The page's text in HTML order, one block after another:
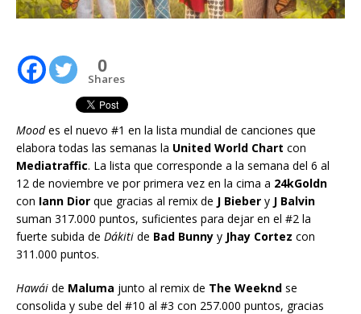
0
Shares
Moodes el nuevo #1 en la lista mundial de canciones que
elabora todas las semanas la United World Chart con
Mediatraffic. La lista que corresponde a la semana del 6 al
12 de noviembre ve por primera vez en la cima a 24kGoldn
con Iann Dior que gracias al remix de J Bieber y J Balvin
suman 317.000 puntos, suficientes para dejar en el #2 la
fuerte subida de Dákiti de Bad Bunny y Jhay Cortez con
311.000 puntos.
Hawái de Maluma junto al remix de The Weeknd se
consolida y sube del #10 al #3 con 257.000 puntos, gracias